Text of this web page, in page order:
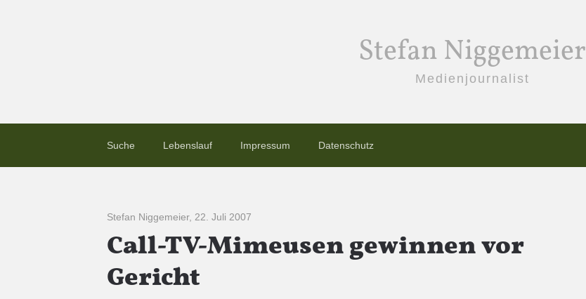
Stefan Niggemeier
Medienjournalist
Suche Lebenslauf Impressum Datenschutz
Stefan Niggemeier, 22. Juli 2007
Call-TV-Mimeusen gewinnen vor
Gericht